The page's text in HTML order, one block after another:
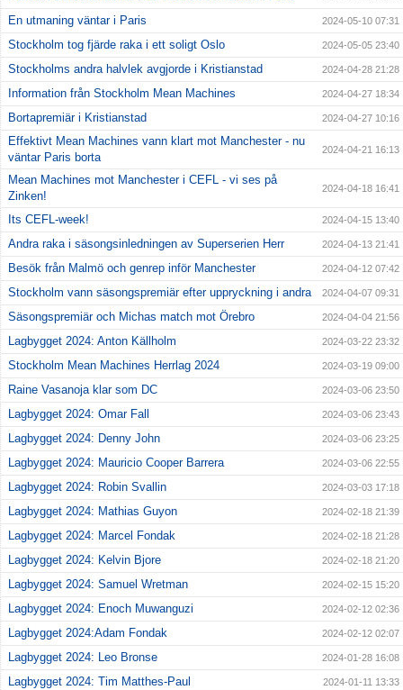
En utmaning väntar i Paris 2024-05-10 07:31
Stockholm tog fjärde raka i ett soligt Oslo 2024-05-05 23:40
Stockholms andra halvlek avgjorde i Kristianstad 2024-04-28 21:28
Information från Stockholm Mean Machines 2024-04-27 18:34
Bortapremiär i Kristianstad 2024-04-27 10:16
Effektivt Mean Machines vann klart mot Manchester - nu
väntar Paris borta
2024-04-21 16:13
Mean Machines mot Manchester i CEFL - vi ses på
Zinken!
2024-04-18 16:41
Its CEFL-week! 2024-04-15 13:40
Andra raka i säsongsinledningen av Superserien Herr 2024-04-13 21:41
Besök från Malmö och genrep inför Manchester 2024-04-12 07:42
Stockholm vann säsongspremiär efter uppryckning i andra 2024-04-07 09:31
Säsongspremiär och Michas match mot Örebro 2024-04-04 21:56
Lagbygget 2024: Anton Källholm 2024-03-22 23:32
Stockholm Mean Machines Herrlag 2024 2024-03-19 09:00
Raine Vasanoja klar som DC 2024-03-06 23:50
Lagbygget 2024: Omar Fall 2024-03-06 23:43
Lagbygget 2024: Denny John 2024-03-06 23:25
Lagbygget 2024: Mauricio Cooper Barrera 2024-03-06 22:55
Lagbygget 2024: Robin Svallin 2024-03-03 17:18
Lagbygget 2024: Mathias Guyon 2024-02-18 21:39
Lagbygget 2024: Marcel Fondak 2024-02-18 21:28
Lagbygget 2024: Kelvin Bjore 2024-02-18 21:20
Lagbygget 2024: Samuel Wretman 2024-02-15 15:20
Lagbygget 2024: Enoch Muwanguzi 2024-02-12 02:36
Lagbygget 2024:Adam Fondak 2024-02-12 02:07
Lagbygget 2024: Leo Bronse 2024-01-28 16:08
Lagbygget 2024: Tim Matthes-Paul 2024-01-11 13:33